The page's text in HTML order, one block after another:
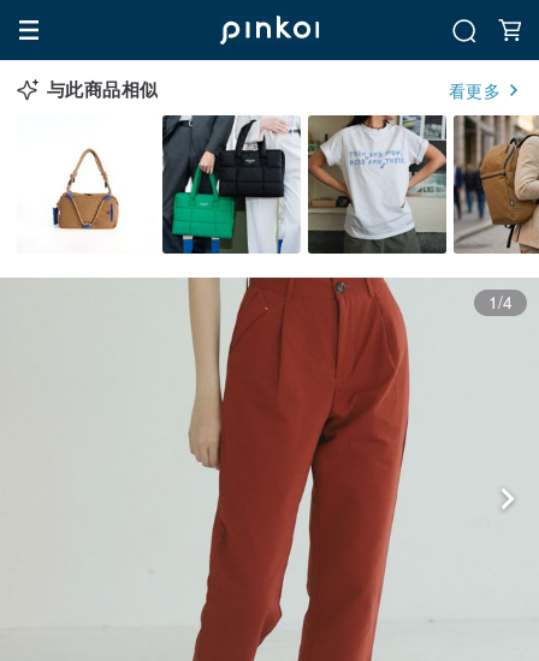
与此商品相似 看更多
1/4